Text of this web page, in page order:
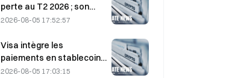
perte au T2 2026 ; son
chiffre d’affaires est
dollars aux prévisions, et
son action chute de 7,23
%
2026-08-05 17:52:57
Visa intègre les
paiements en stablecoins
à Visa Direct grâce à un
2026-08-05 17:03:15